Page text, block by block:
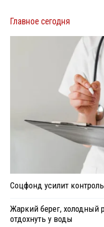
Главное сегодня
Соцфонд усилит
Жаркий берег, холодный
отдохнуть у воды